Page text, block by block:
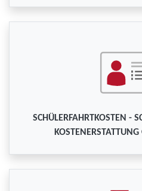
SCHÜLERFAHRTKOSTEN -